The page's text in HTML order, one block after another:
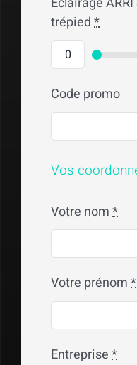
trépied*
Code promo
Vos
Votre nom*
Votre prénom*
Entreprise*